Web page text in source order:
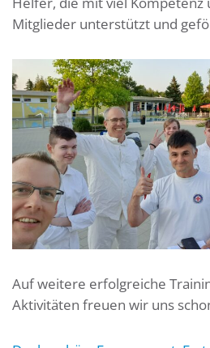
Mitglieder unterstützt und
Auf weitere erfolgreiche
Aktivitäten freuen wir uns